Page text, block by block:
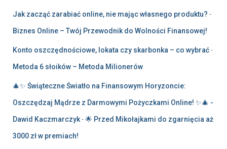
Jak zacząć zarabiać online, nie mając własnego produktu? -
Biznes Online – Twój Przewodnik do Wolności Finansowej!
Konto oszczędnościowe, lokata czy skarbonka – co wybrać-
Metoda 6 słoików – Metoda Milionerów
🎄✨ Świąteczne Światło na Finansowym Horyzoncie:
Oszczędzaj Mądrze z Darmowymi Pożyczkami Online! ✨🎄 -
Dawid Kaczmarczyk-🌟 Przed Mikołajkami do zgarnięcia aż
3000 zł w premiach!